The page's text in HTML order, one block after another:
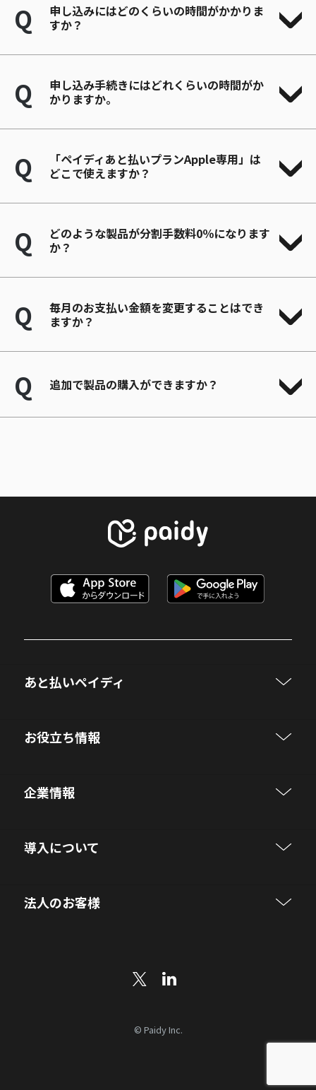
Q
申し込みにはどのくらいの時間がかかりま
すか？
Q
申し込み手続きにはどれくらいの時間がか
かりますか。
Q
「ペイディあと払いプランApple専用」は
どこで使えますか？
Q
どのような製品が分割手数料0％になります
か？
Q
毎月のお支払い金額を変更することはでき
ますか？
Q 追加で製品の購入ができますか？
あと払いペイディ
お役立ち情報
企業情報
導入について
法人のお客様
© Paidy Inc.